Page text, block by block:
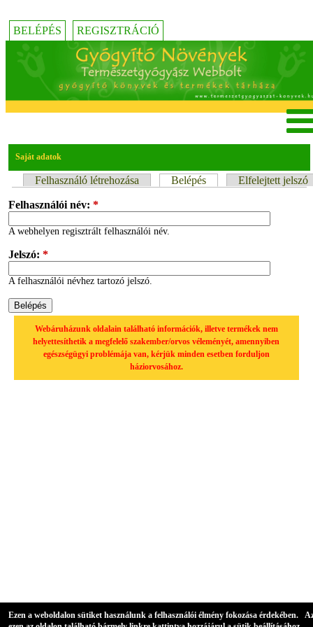
BELÉPÉS REGISZTRÁCIÓ
Saját adatok
Felhasználó létrehozása Belépés Elfelejtett jelszó
Felhasználói név: *
A webhelyen regisztrált felhasználói név.
Jelszó: *
A felhasználói névhez tartozó jelszó.
Webáruházunk oldalain található információk, illetve termékek nem
helyettesíthetik a megfelelő szakember/orvos véleményét, amennyiben
egészségügyi problémája van, kérjük minden esetben forduljon
háziorvosához.
Ezen a weboldalon sütiket használunk a felhasználói élmény fokozása érdekében.